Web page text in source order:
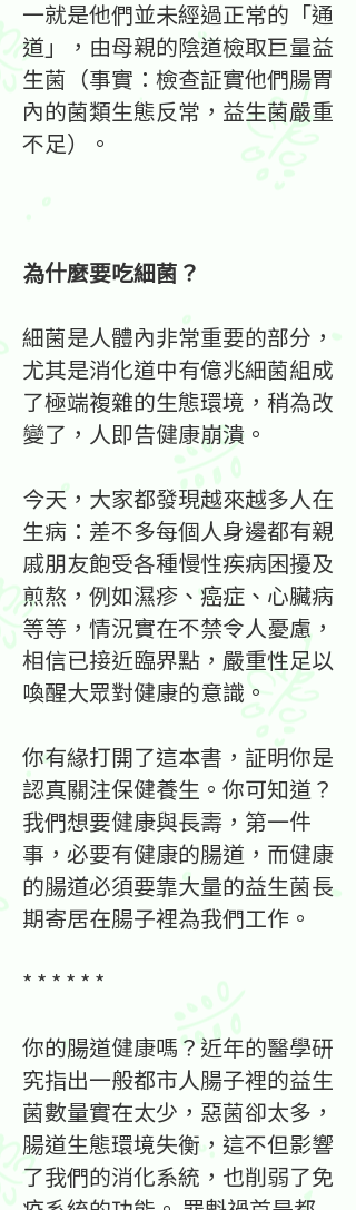
一就是他們並未經過正常的「通
道」，由母親的陰道檢取巨量益
生菌（事實：檢查証實他們腸胃
內的菌類生態反常，益生菌嚴重
不足）。
為什麼要吃細菌？
細菌是人體內非常重要的部分，
尤其是消化道中有億兆細菌組成
了極端複雜的生態環境，稍為改
變了，人即告健康崩潰。
今天，大家都發現越來越多人在
生病：差不多每個人身邊都有親
戚朋友飽受各種慢性疾病困擾及
煎熬，例如濕疹、癌症、心臟病
等等，情況實在不禁令人憂慮，
相信已接近臨界點，嚴重性足以
喚醒大眾對健康的意識。
你有緣打開了這本書，証明你是
認真關注保健養生。你可知道？
我們想要健康與長壽，第一件
事，必要有健康的腸道，而健康
的腸道必須要靠大量的益生菌長
期寄居在腸子裡為我們工作。
* * * * * *
你的腸道健康嗎？近年的醫學研
究指出一般都市人腸子裡的益生
菌數量實在太少，惡菌卻太多，
腸道生態環境失衡，這不但影響
了我們的消化系統，也削弱了免